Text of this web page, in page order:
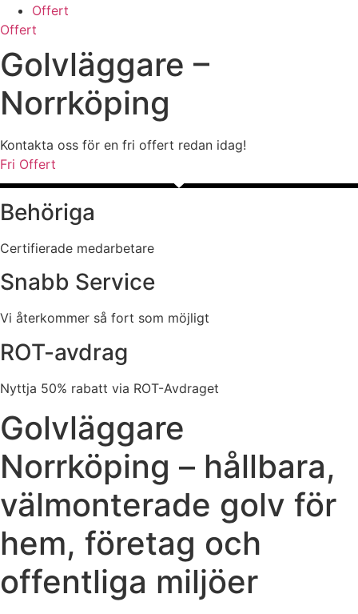
Offert
Offert
Golvläggare –
Norrköping
Kontakta oss för en fri offert redan idag!
Fri Offert
Behöriga
Certifierade medarbetare
Snabb Service
Vi återkommer så fort som möjligt
ROT-avdrag
Nyttja 50% rabatt via ROT-Avdraget
Golvläggare
Norrköping – hållbara,
välmonterade golv för
hem, företag och
offentliga miljöer